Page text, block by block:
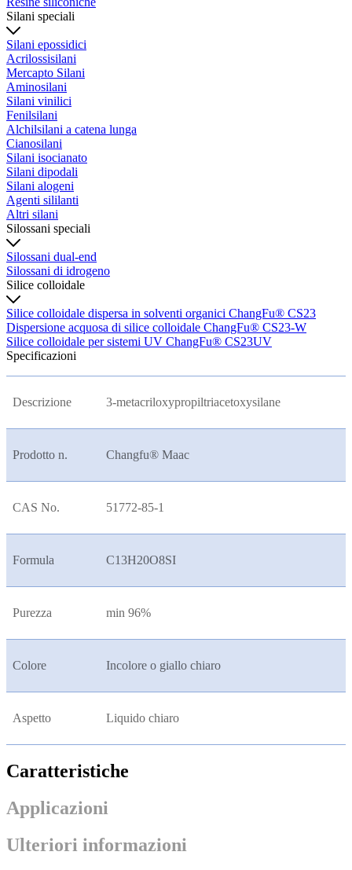
Silani speciali
Silani epossidici
Acrilossisilani
Mercapto Silani
Aminosilani
Silani vinilici
Fenilsilani
Alchilsilani a catena lunga
Cianosilani
Silani isocianato
Silani dipodali
Silani alogeni
Agenti sililanti
Altri silani
Silossani speciali
Silossani dual-end
Silossani di idrogeno
Silice colloidale
Silice colloidale dispersa in solventi organici ChangFu® CS23
Dispersione acquosa di silice colloidale ChangFu® CS23-W
Silice colloidale per sistemi UV ChangFu® CS23UV
Specificazioni
Descrizione 3-metacriloxypropiltriacetoxysilane
Prodotto n. Changfu® Maac
CAS No. 51772-85-1
Formula C13H20O8SI
Purezza min 96%
Colore Incolore o giallo chiaro
Aspetto Liquido chiaro
Caratteristiche
Applicazioni
Ulteriori informazioni